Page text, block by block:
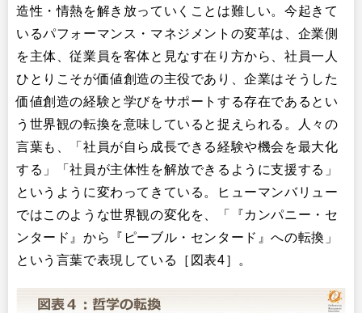
造性・情熱を解き放っていくことは難しい。今起きて
いるパフォーマンス・マネジメントの変革は、企業側
を主体、従業員を客体と見なす在り方から、社員一人
ひとりこそが価値創造の主役であり、企業はそうした
価値創造の経験と学びをサポートする存在であるとい
う世界観の転換を意味していると捉えられる。人々の
言葉も、「社員が自ら成長できる経験や機会を最大化
する」「社員が主体性を解放できるように支援する」
というように変わってきている。ヒューマンバリュー
ではこのような世界観の変化を、「『カンパニー・セ
ンタード』から『ピーブル・センタード』への転換」
という言葉で表現している［図表4］。